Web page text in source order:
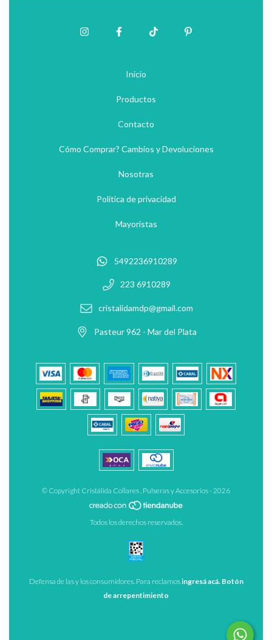
Inicio
Productos
Contacto
Cómo Comprar? Cambios y Devoluciones
Nosotras
Política de privacidad
Mayoristas
5492236910289
223 6910289
cristalidamdp@gmail.com
Pasteur 962 - Mar del Plata
© Copyright Cristálida Collares , Pulseras y Accesorios - 2026
Todos los derechos reservados.
Defensa de las y los consumidores. Para reclamosingresá acá. Botón
de arrepentimiento